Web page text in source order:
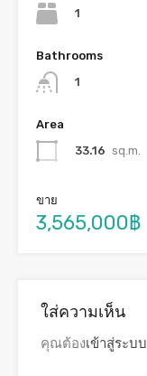
1
Bathrooms
1
Area
33.16 sq.m.
ขาย
3,565,000฿
ใส่ความเห็น
คุณต้องเข้าสู่ระบบ